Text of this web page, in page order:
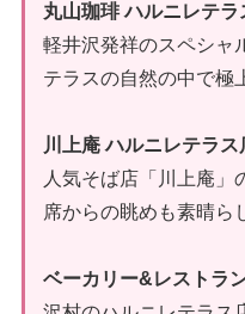
丸山珈琲 ハルニレテラ
軽井沢発祥のスペシャ
テラスの自然の中で極
川上庵 ハルニレテラス
人気そば店「川上庵」
席からの眺めも素晴ら
ベーカリー&レストラ